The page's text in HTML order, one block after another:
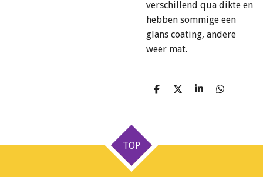
verschillend qua dikte en
hebben sommige een
glans coating, andere
weer mat.
D
D
S
D
TOP